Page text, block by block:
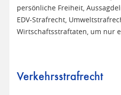
persönliche Freiheit,
EDV-Strafrecht,
Wirtschaftsstraftaten, um nur
Verkehrsstrafrecht